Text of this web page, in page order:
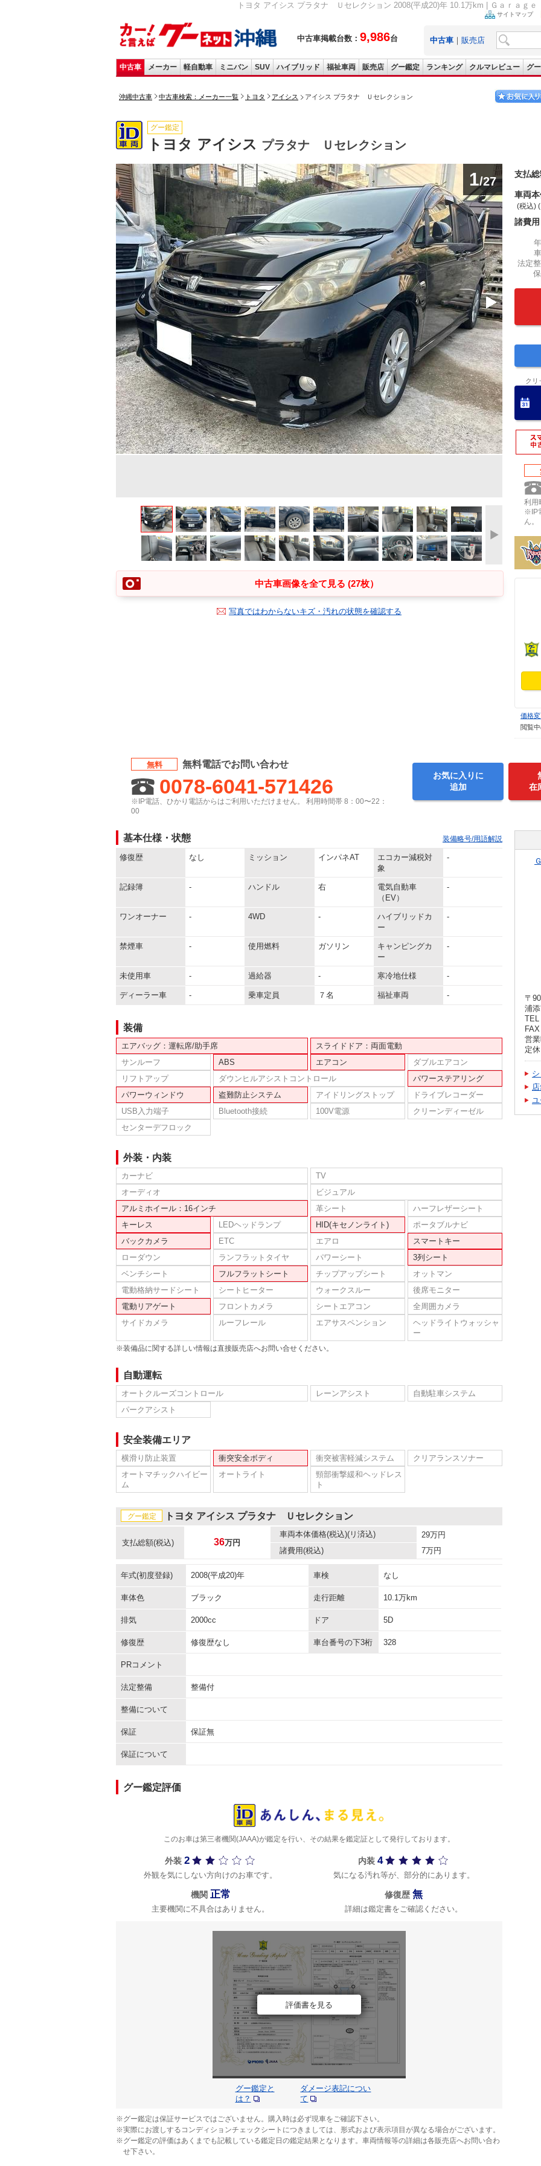
トヨタ アイシス プラタナ Ｕセレクション 2008(平成20)年 10.1万km | Ｇａｒａ
中古車掲載台数： 9,986台
サイトマップ
中古車 ｜ 販売店
中古車 メーカー 軽自動車 ミニバン SUV ハイブリッド 福祉車両 販売店 グー鑑定 ランキング クルマレビュー グ
沖縄中古車 中古車検索：メーカー一覧 トヨタ アイシス アイシス プラタナ Ｕセレクション
グー鑑定
トヨタ アイシス プラタナ Ｕセレクション
1/27
中古車画像を全て見る (27枚）
写真ではわからないキズ・汚れの状態を確認する
支払
車両
(税込)
諸費用
法定
クリ
利用
※IP
ん。
価格
閲覧
無料 無料電話でお問い合わせ
0078-6041-571426
※IP電話、ひかり電話からはご利用いただけません。 利用時間帯 8：00〜22：
00
お気に入りに
追加
在
基本仕様・状態 装備略号/用語解説
修復歴 なし ミッション インパネAT
エコカー減税対
象
-
記録簿 - ハンドル 右
電気自動車
（EV）
-
ワンオーナー - 4WD -
ハイブリッドカ
ー
-
禁煙車 - 使用燃料 ガソリン
キャンピングカ
ー
-
未使用車 - 過給器 - 寒冷地仕様 -
ディーラー車 - 乗車定員 ７名 福祉車両 -
装備
エアバッグ：運転席/助手席
スライドドア：両面電動
サンルーフ
ABS エアコン
ダブルエアコン
リフトアップ
ダウンヒルアシストコントロール
パワーステアリング
パワーウィンドウ
盗難防止システム アイドリングストップ
ドライブレコーダー
USB入力端子
Bluetooth接続 100V電源
クリーンディーゼル
センターデフロック
外装・内装
カーナビ
TV
オーディオ
ビジュアル
アルミホイール：16インチ
革シート
ハーフレザーシート
キーレス
LEDヘッドランプ HID(キセノンライト)
ポータブルナビ
バックカメラ
ETC エアロ
スマートキー
ローダウン
ランフラットタイヤ パワーシート
3列シート
ベンチシート
フルフラットシート チップアップシート
オットマン
電動格納サードシート
シートヒーター ウォークスルー
後席モニター
電動リアゲート
フロントカメラ シートエアコン
全周囲カメラ
サイドカメラ
ルーフレール エアサスペンション
ヘッドライトウォッシャ
ー
※装備品に関する詳しい情報は直接販売店へお問い合せください。
自動運転
オートクルーズコントロール レーンアシスト
自動駐車システム
パークアシスト
安全装備エリア
横滑り防止装置 衝突安全ボディ 衝突被害軽減システム
クリアランスソナー
オートマチックハイビー
ム
オートライト
頸部衝撃緩和ヘッドレス
ト
グー鑑定 トヨタ アイシス プラタナ Ｕセレクション
支払総額(税込) 36万円
車両本体価格(税込)(リ済込) 29万円
諸費用(税込) 7万円
年式(初度登録) 2008(平成20)年 車検 なし
車体色 ブラック 走行距離 10.1万km
排気 2000cc ドア 5D
修復歴 修復歴なし 車台番号の下3桁 328
PRコメント
法定整備 整備付
整備について
保証 保証無
保証について
グー鑑定評価
このお車は第三者機関(JAAA)が鑑定を行い、その結果を鑑定証として発行しております。
外装 2
外観を気にしない方向けのお車です。
内装 4
気になる汚れ等が、部分的にあります。
機関 正常
主要機関に不具合はありません。
修復歴 無
詳細は鑑定書をご確認ください。
評価書を見る
グー鑑定と
は？
ダメージ表記につい
て
※グー鑑定は保証サービスではございません。購入時は必ず現車をご確認下さい。
※実際にお渡しするコンディションチェックシートにつきましては、形式および表示項目が異なる場合がございます。
※グー鑑定の評価はあくまでも記載している鑑定日の鑑定結果となります。車両情報等の詳細は各販売店へお問い合わ
せ下さい。
〒
浦
TEL
営
定